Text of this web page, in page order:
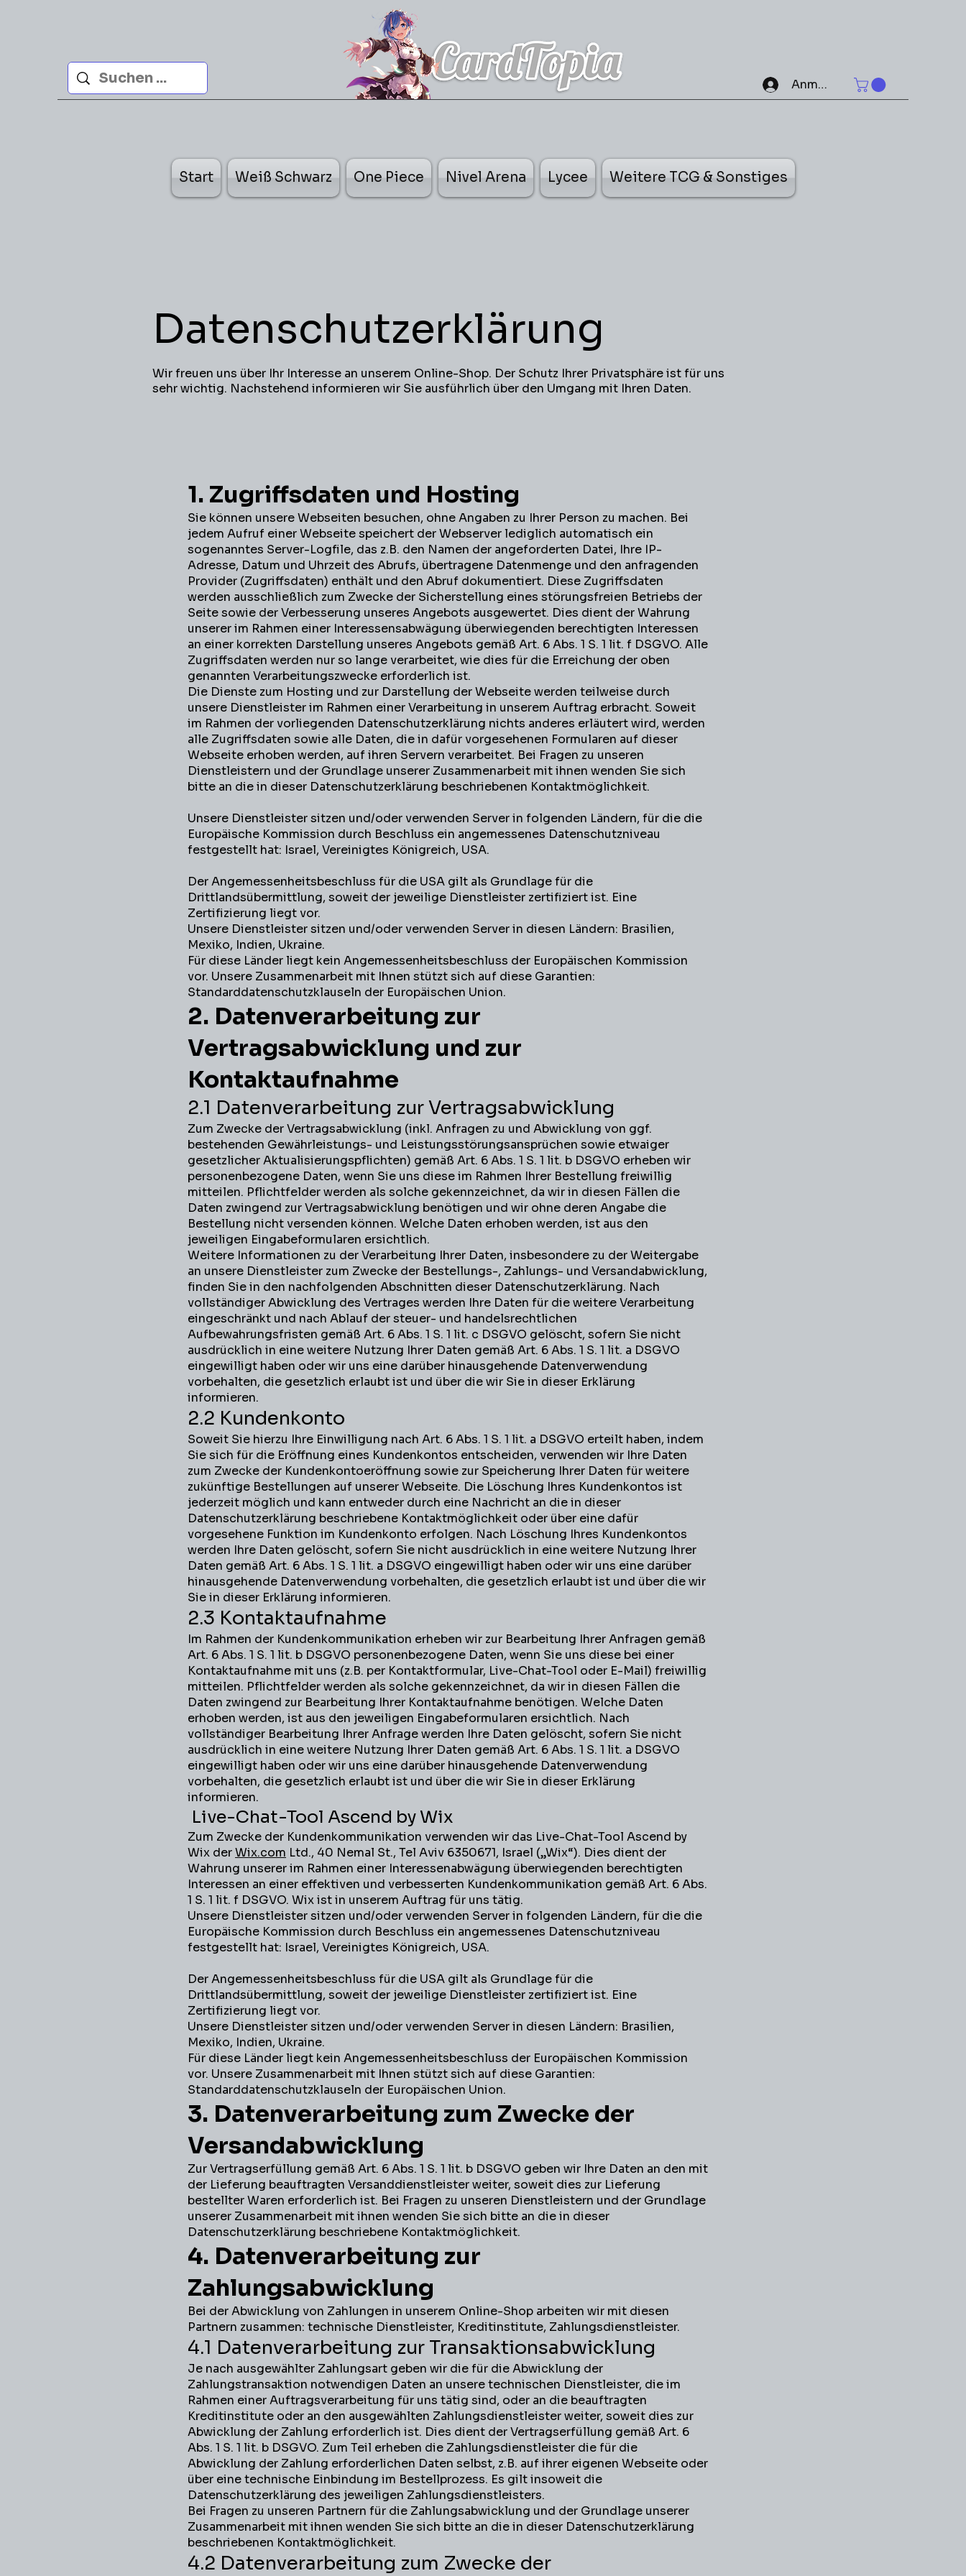
Start Weiß Schwarz One Piece Nivel Arena Lycee Weitere TCG & Sonstiges
Anmelden
Datenschutzerklärung
Wir freuen uns über Ihr Interesse an unserem Online-Shop. Der Schutz Ihrer Privatsphäre ist für uns
sehr wichtig. Nachstehend informieren wir Sie ausführlich über den Umgang mit Ihren Daten.
1. Zugriffsdaten und Hosting
Sie können unsere Webseiten besuchen, ohne Angaben zu Ihrer Person zu machen. Bei
jedem Aufruf einer Webseite speichert der Webserver lediglich automatisch ein
sogenanntes Server-Logfile, das z.B. den Namen der angeforderten Datei, Ihre IP-
Adresse, Datum und Uhrzeit des Abrufs, übertragene Datenmenge und den anfragenden
Provider (Zugriffsdaten) enthält und den Abruf dokumentiert. Diese Zugriffsdaten
werden ausschließlich zum Zwecke der Sicherstellung eines störungsfreien Betriebs der
Seite sowie der Verbesserung unseres Angebots ausgewertet. Dies dient der Wahrung
unserer im Rahmen einer Interessensabwägung überwiegenden berechtigten Interessen
an einer korrekten Darstellung unseres Angebots gemäß Art. 6 Abs. 1 S. 1 lit. f DSGVO. Alle
Zugriffsdaten werden nur so lange verarbeitet, wie dies für die Erreichung der oben
genannten Verarbeitungszwecke erforderlich ist.
Die Dienste zum Hosting und zur Darstellung der Webseite werden teilweise durch
unsere Dienstleister im Rahmen einer Verarbeitung in unserem Auftrag erbracht. Soweit
im Rahmen der vorliegenden Datenschutzerklärung nichts anderes erläutert wird, werden
alle Zugriffsdaten sowie alle Daten, die in dafür vorgesehenen Formularen auf dieser
Webseite erhoben werden, auf ihren Servern verarbeitet. Bei Fragen zu unseren
Dienstleistern und der Grundlage unserer Zusammenarbeit mit ihnen wenden Sie sich
bitte an die in dieser Datenschutzerklärung beschriebenen Kontaktmöglichkeit.
Unsere Dienstleister sitzen und/oder verwenden Server in folgenden Ländern, für die die
Europäische Kommission durch Beschluss ein angemessenes Datenschutzniveau
festgestellt hat: Israel, Vereinigtes Königreich, USA.
Der Angemessenheitsbeschluss für die USA gilt als Grundlage für die
Drittlandsübermittlung, soweit der jeweilige Dienstleister zertifiziert ist. Eine
Zertifizierung liegt vor.
Unsere Dienstleister sitzen und/oder verwenden Server in diesen Ländern: Brasilien,
Mexiko, Indien, Ukraine.
Für diese Länder liegt kein Angemessenheitsbeschluss der Europäischen Kommission
vor. Unsere Zusammenarbeit mit Ihnen stützt sich auf diese Garantien:
Standarddatenschutzklauseln der Europäischen Union.
2. Datenverarbeitung zur
Vertragsabwicklung und zur
Kontaktaufnahme
2.1 Datenverarbeitung zur Vertragsabwicklung
Zum Zwecke der Vertragsabwicklung (inkl. Anfragen zu und Abwicklung von ggf.
bestehenden Gewährleistungs- und Leistungsstörungsansprüchen sowie etwaiger
gesetzlicher Aktualisierungspflichten) gemäß Art. 6 Abs. 1 S. 1 lit. b DSGVO erheben wir
personenbezogene Daten, wenn Sie uns diese im Rahmen Ihrer Bestellung freiwillig
mitteilen. Pflichtfelder werden als solche gekennzeichnet, da wir in diesen Fällen die
Daten zwingend zur Vertragsabwicklung benötigen und wir ohne deren Angabe die
Bestellung nicht versenden können. Welche Daten erhoben werden, ist aus den
jeweiligen Eingabeformularen ersichtlich.
Weitere Informationen zu der Verarbeitung Ihrer Daten, insbesondere zu der Weitergabe
an unsere Dienstleister zum Zwecke der Bestellungs-, Zahlungs- und Versandabwicklung,
finden Sie in den nachfolgenden Abschnitten dieser Datenschutzerklärung. Nach
vollständiger Abwicklung des Vertrages werden Ihre Daten für die weitere Verarbeitung
eingeschränkt und nach Ablauf der steuer- und handelsrechtlichen
Aufbewahrungsfristen gemäß Art. 6 Abs. 1 S. 1 lit. c DSGVO gelöscht, sofern Sie nicht
ausdrücklich in eine weitere Nutzung Ihrer Daten gemäß Art. 6 Abs. 1 S. 1 lit. a DSGVO
eingewilligt haben oder wir uns eine darüber hinausgehende Datenverwendung
vorbehalten, die gesetzlich erlaubt ist und über die wir Sie in dieser Erklärung
informieren.
2.2 Kundenkonto
Soweit Sie hierzu Ihre Einwilligung nach Art. 6 Abs. 1 S. 1 lit. a DSGVO erteilt haben, indem
Sie sich für die Eröffnung eines Kundenkontos entscheiden, verwenden wir Ihre Daten
zum Zwecke der Kundenkontoeröffnung sowie zur Speicherung Ihrer Daten für weitere
zukünftige Bestellungen auf unserer Webseite. Die Löschung Ihres Kundenkontos ist
jederzeit möglich und kann entweder durch eine Nachricht an die in dieser
Datenschutzerklärung beschriebene Kontaktmöglichkeit oder über eine dafür
vorgesehene Funktion im Kundenkonto erfolgen. Nach Löschung Ihres Kundenkontos
werden Ihre Daten gelöscht, sofern Sie nicht ausdrücklich in eine weitere Nutzung Ihrer
Daten gemäß Art. 6 Abs. 1 S. 1 lit. a DSGVO eingewilligt haben oder wir uns eine darüber
hinausgehende Datenverwendung vorbehalten, die gesetzlich erlaubt ist und über die wir
Sie in dieser Erklärung informieren.
2.3 Kontaktaufnahme
Im Rahmen der Kundenkommunikation erheben wir zur Bearbeitung Ihrer Anfragen gemäß
Art. 6 Abs. 1 S. 1 lit. b DSGVO personenbezogene Daten, wenn Sie uns diese bei einer
Kontaktaufnahme mit uns (z.B. per Kontaktformular, Live-Chat-Tool oder E-Mail) freiwillig
mitteilen. Pflichtfelder werden als solche gekennzeichnet, da wir in diesen Fällen die
Daten zwingend zur Bearbeitung Ihrer Kontaktaufnahme benötigen. Welche Daten
erhoben werden, ist aus den jeweiligen Eingabeformularen ersichtlich. Nach
vollständiger Bearbeitung Ihrer Anfrage werden Ihre Daten gelöscht, sofern Sie nicht
ausdrücklich in eine weitere Nutzung Ihrer Daten gemäß Art. 6 Abs. 1 S. 1 lit. a DSGVO
eingewilligt haben oder wir uns eine darüber hinausgehende Datenverwendung
vorbehalten, die gesetzlich erlaubt ist und über die wir Sie in dieser Erklärung
informieren.
Live-Chat-Tool Ascend by Wix
Zum Zwecke der Kundenkommunikation verwenden wir das Live-Chat-Tool Ascend by
Wix derWix.com Ltd., 40 Nemal St., Tel Aviv 6350671, Israel („Wix“). Dies dient der
Wahrung unserer im Rahmen einer Interessenabwägung überwiegenden berechtigten
Interessen an einer effektiven und verbesserten Kundenkommunikation gemäß Art. 6 Abs.
1 S. 1 lit. f DSGVO. Wix ist in unserem Auftrag für uns tätig.
Unsere Dienstleister sitzen und/oder verwenden Server in folgenden Ländern, für die die
Europäische Kommission durch Beschluss ein angemessenes Datenschutzniveau
festgestellt hat: Israel, Vereinigtes Königreich, USA.
Der Angemessenheitsbeschluss für die USA gilt als Grundlage für die
Drittlandsübermittlung, soweit der jeweilige Dienstleister zertifiziert ist. Eine
Zertifizierung liegt vor.
Unsere Dienstleister sitzen und/oder verwenden Server in diesen Ländern: Brasilien,
Mexiko, Indien, Ukraine.
Für diese Länder liegt kein Angemessenheitsbeschluss der Europäischen Kommission
vor. Unsere Zusammenarbeit mit Ihnen stützt sich auf diese Garantien:
Standarddatenschutzklauseln der Europäischen Union.
3. Datenverarbeitung zum Zwecke der
Versandabwicklung
Zur Vertragserfüllung gemäß Art. 6 Abs. 1 S. 1 lit. b DSGVO geben wir Ihre Daten an den mit
der Lieferung beauftragten Versanddienstleister weiter, soweit dies zur Lieferung
bestellter Waren erforderlich ist. Bei Fragen zu unseren Dienstleistern und der Grundlage
unserer Zusammenarbeit mit ihnen wenden Sie sich bitte an die in dieser
Datenschutzerklärung beschriebene Kontaktmöglichkeit.
4. Datenverarbeitung zur
Zahlungsabwicklung
Bei der Abwicklung von Zahlungen in unserem Online-Shop arbeiten wir mit diesen
Partnern zusammen: technische Dienstleister, Kreditinstitute, Zahlungsdienstleister.
4.1 Datenverarbeitung zur Transaktionsabwicklung
Je nach ausgewählter Zahlungsart geben wir die für die Abwicklung der
Zahlungstransaktion notwendigen Daten an unsere technischen Dienstleister, die im
Rahmen einer Auftragsverarbeitung für uns tätig sind, oder an die beauftragten
Kreditinstitute oder an den ausgewählten Zahlungsdienstleister weiter, soweit dies zur
Abwicklung der Zahlung erforderlich ist. Dies dient der Vertragserfüllung gemäß Art. 6
Abs. 1 S. 1 lit. b DSGVO. Zum Teil erheben die Zahlungsdienstleister die für die
Abwicklung der Zahlung erforderlichen Daten selbst, z.B. auf ihrer eigenen Webseite oder
über eine technische Einbindung im Bestellprozess. Es gilt insoweit die
Datenschutzerklärung des jeweiligen Zahlungsdienstleisters.
Bei Fragen zu unseren Partnern für die Zahlungsabwicklung und der Grundlage unserer
Zusammenarbeit mit ihnen wenden Sie sich bitte an die in dieser Datenschutzerklärung
beschriebenen Kontaktmöglichkeit.
4.2 Datenverarbeitung zum Zwecke der